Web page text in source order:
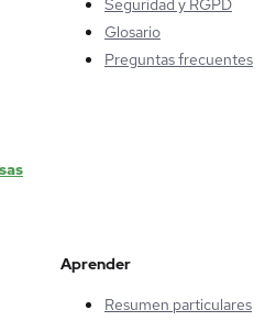
Seguridad y RGPD
Glosario
Preguntas frecuentes
Aprender
Resumen particulares